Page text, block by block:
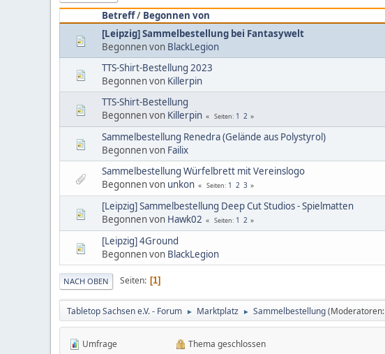
Betreff/ Begonnen von
[Leipzig] Sammelbestellung bei Fantasywelt
Begonnen von BlackLegion
TTS-Shirt-Bestellung 2023
Begonnen von Killerpin
TTS-Shirt-Bestellung
Begonnen von Killerpin Seiten 1 2
Sammelbestellung Renedra (Gelände aus Polystyrol)
Begonnen von Failix
Sammelbestellung Würfelbrett mit Vereinslogo
Begonnen von unkon Seiten 1 2 3
[Leipzig] Sammelbestellung Deep Cut Studios - Spielmatten
Begonnen von Hawk02 Seiten 1 2
[Leipzig] 4Ground
Begonnen von BlackLegion
NACH OBEN Seiten 1
Tabletop Sachsen e.V. - Forum ► Marktplatz ► Sammelbestellung(Moderatoren:
Umfrage
Thema geschlossen